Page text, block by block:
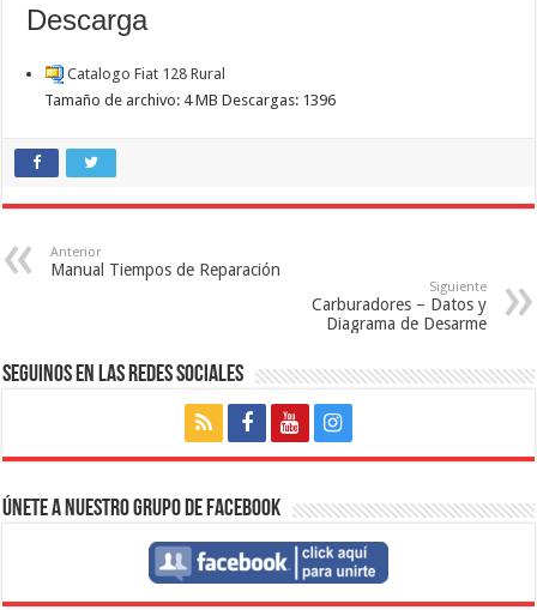
Descarga
Catalogo Fiat 128 Rural
Tamaño de archivo: 4 MB Descargas: 1396
Anterior
Manual Tiempos de Reparación
Siguiente
Carburadores – Datos y
Diagrama de Desarme
Seguinos en las Redes Sociales
Únete a nuestro Grupo de Facebook